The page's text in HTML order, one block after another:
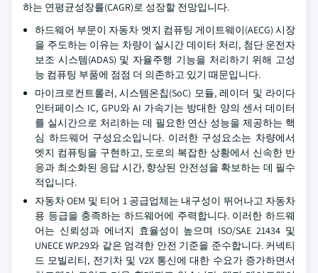
하는 연평균성장률(CAGR)로 성장할 전망입니다.
하드웨어 부문이 자동차 엣지 컴퓨팅 게이트웨이(AECG) 시장
을 주도하는 이유는 차량이 실시간 데이터 처리, 첨단 운전자
보조 시스템(ADAS) 및 자율주행 기능을 처리하기 위해 고성
능 컴퓨팅 부품에 점점 더 의존하고 있기 때문입니다.
마이크로컨트롤러, 시스템온칩(SoC) 모듈, 레이더 및 라이다
인터페이스 IC, GPU와 AI 가속기는 방대한 양의 센서 데이터
를 실시간으로 처리하는 데 필요한 연산 성능을 제공하는 핵
심 하드웨어 구성요소입니다. 이러한 구성요소는 차량에서
엣지 컴퓨팅을 구현하고, 도로의 복잡한 상황에서 신속한 반
응과 최소화된 응답 시간, 향상된 안전성을 확보하는 데 필수
적입니다.
자동차 OEM 및 티어 1 공급업체는 내구성이 뛰어나고 자동차
용 등급을 충족하는 하드웨어에 주력합니다. 이러한 하드웨
어는 신뢰성과 에너지 효율성이 높으며 ISO/SAE 21434 및
UNECE WP.29와 같은 엄격한 안전 기준을 준수합니다. 커넥티
드 모빌리티, 전기차 및 V2X 통신에 대한 수요가 증가하면서